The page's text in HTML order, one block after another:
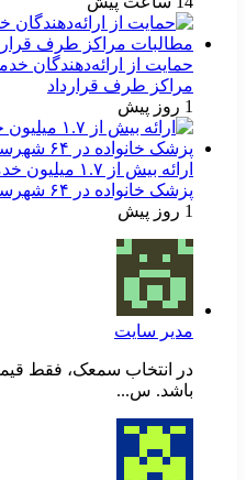
حمایت از ارائه‌دهندگان
مراکز طرف قرارداد
1 روز پیش
ارائه بیش از
پزشک خانواده در ۶۴ شهرستان
1 روز پیش
مدیر سایت
در انتخاب سمعک، فقط
باشد. س...